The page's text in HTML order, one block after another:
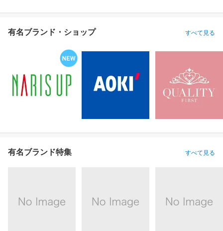
有名ブランド・ショップ すべて見る
有名ブランド特集 すべて見る